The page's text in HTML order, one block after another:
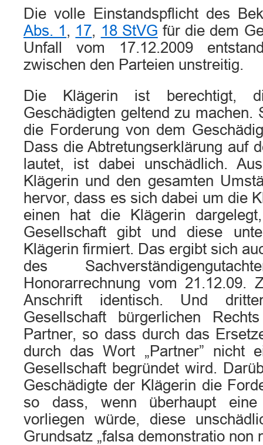
Die volle Einstandspflicht des
Abs. 1 , 17, 18 StVG für die dem
Unfall vom 17.12.2009
zwischen den Parteien unstreitig.
Die Klägerin ist berechtigt,
Geschädigten geltend zu machen.
die Forderung von dem
Dass die Abtretungserklärung auf
lautet, ist dabei unschädlich.
Klägerin und den gesamten
hervor, dass es sich dabei um die
einen hat die Klägerin
Gesellschaft gibt und diese
Klägerin firmiert. Das ergibt sich
des
Honorarrechnung vom 21.12.09.
Anschrift identisch. Und
Gesellschaft bürgerlichen
Partner, so dass durch das
durch das Wort „Partner” nicht
Gesellschaft begründet wird.
Geschädigte der Klägerin die
so dass, wenn überhaupt eine
vorliegen würde, diese
Grundsatz „falsa demonstratio non